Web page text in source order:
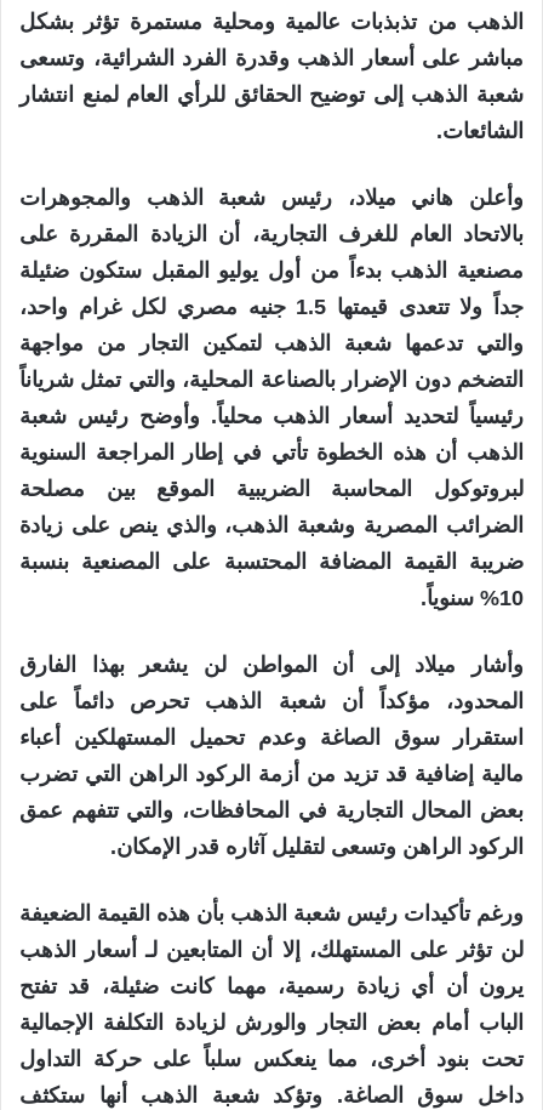
الذهب من تذبذبات عالمية ومحلية مستمرة تؤثر بشكل
مباشر على أسعار الذهب وقدرة الفرد الشرائية، وتسعى
شعبة الذهب إلى توضيح الحقائق للرأي العام لمنع انتشار
الشائعات.
وأعلن هاني ميلاد، رئيس شعبة الذهب والمجوهرات
بالاتحاد العام للغرف التجارية، أن الزيادة المقررة على
مصنعية الذهب بدءاً من أول يوليو المقبل ستكون ضئيلة
جداً ولا تتعدى قيمتها 1.5 جنيه مصري لكل غرام واحد،
والتي تدعمها شعبة الذهب لتمكين التجار من مواجهة
التضخم دون الإضرار بالصناعة المحلية، والتي تمثل شرياناً
رئيسياً لتحديد أسعار الذهب محلياً. وأوضح رئيس شعبة
الذهب أن هذه الخطوة تأتي في إطار المراجعة السنوية
لبروتوكول المحاسبة الضريبية الموقع بين مصلحة
الضرائب المصرية وشعبة الذهب، والذي ينص على زيادة
ضريبة القيمة المضافة المحتسبة على المصنعية بنسبة
10% سنوياً.
وأشار ميلاد إلى أن المواطن لن يشعر بهذا الفارق
المحدود، مؤكداً أن شعبة الذهب تحرص دائماً على
استقرار سوق الصاغة وعدم تحميل المستهلكين أعباء
مالية إضافية قد تزيد من أزمة الركود الراهن التي تضرب
بعض المحال التجارية في المحافظات، والتي تتفهم عمق
الركود الراهن وتسعى لتقليل آثاره قدر الإمكان.
ورغم تأكيدات رئيس شعبة الذهب بأن هذه القيمة الضعيفة
لن تؤثر على المستهلك، إلا أن المتابعين لـ أسعار الذهب
يرون أن أي زيادة رسمية، مهما كانت ضئيلة، قد تفتح
الباب أمام بعض التجار والورش لزيادة التكلفة الإجمالية
تحت بنود أخرى، مما ينعكس سلباً على حركة التداول
داخل سوق الصاغة. وتؤكد شعبة الذهب أنها ستكثف